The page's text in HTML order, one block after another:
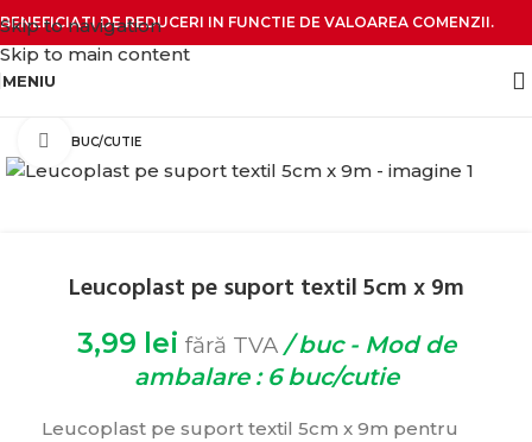
Skip to navigation
Skip to main content
BENEFICIATI DE REDUCERI IN FUNCTIE DE VALOAREA COMENZII.
MENIU
6 BUC/CUTIE
Click pentru zoom
Leucoplast pe suport textil 5cm x 9m
3,99 lei fără TVA/ buc - Mod de
ambalare : 6 buc/cutie
Leucoplast pe suport textil 5cm x 9m pentru